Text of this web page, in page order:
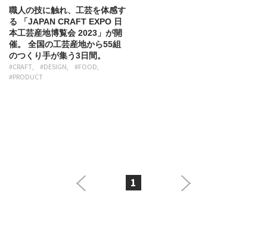
職人の技に触れ、工芸を体感す
る 「JAPAN CRAFT EXPO 日
本工芸産地博覧会 2023」が開
催。 全国の工芸産地から55組
のつくり手が集う3日間。
#CRAFT #DESIGN
#FOOD
#PRODUCT
1